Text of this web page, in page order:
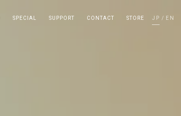
SPECIAL SUPPORT CONTACT STORE JP EN